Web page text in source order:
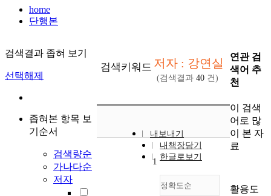
home
단행본
검색결과 좁혀 보기
선택해제
좁혀본 항목 보
기순서
검색량순
가나다순
저자
검색키워드 저자 : 강연실
(검색결과 40 건)
내보내기
내책장담기
한글로보기
정확도순
1
연관 검
색어 추
천
이 검색
어로 많
이 본 자
료
활용도